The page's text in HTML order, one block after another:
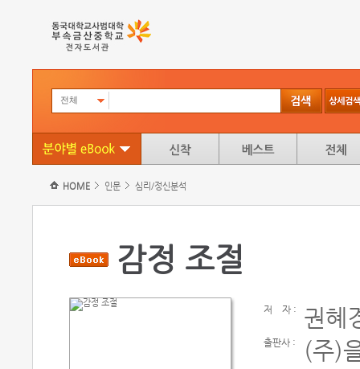
전체
HOME 인문 심리/정신분석
감정 조절
저 자 : 권혜
출판사 : (주)